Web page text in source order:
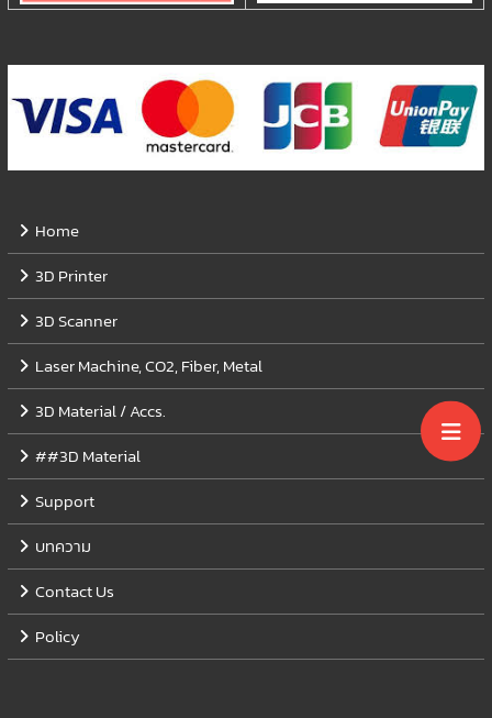
Home
3D Printer
3D Scanner
Laser Machine, CO2, Fiber, Metal
3D Material / Accs.
##3D Material
Support
บทความ
Contact Us
Policy